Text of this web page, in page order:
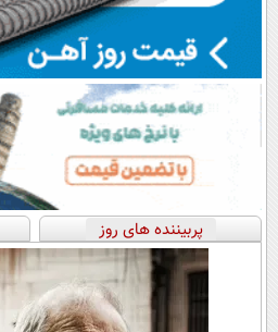
پربیننده های روز